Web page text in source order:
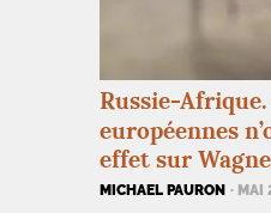
Russie-Afrique.
européennes
effet sur
MICHAEL PAURON ·